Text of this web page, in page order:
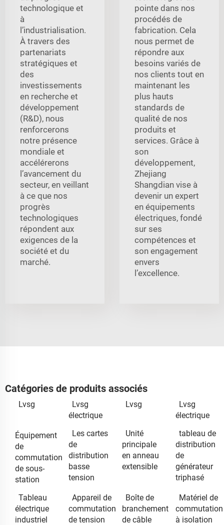
technologique et
à
l’industrialisation.
À travers des
partenariats
stratégiques et
des
investissements
en recherche et
développement
(R&D), nous
renforcerons
notre présence
mondiale et
accélérerons
l’avancement du
secteur, en veillant
à ce que nos
progrès
technologiques
répondent aux
exigences de la
société et du
marché.
pointe dans nos
procédés de
fabrication. Cela
nous permet de
répondre aux
besoins variés de
nos clients tout en
maintenant les
plus hauts
standards de
qualité de nos
produits et
services. Grâce à
son
développement,
Zhejiang
Shangdian vise à
devenir un expert
en équipements
électriques, fondé
sur ses
compétences et
son engagement
envers
l’excellence.
Catégories de produits associés
Lvsg
Lvsg
électrique
Lvsg
Lvsg
électrique
Équipement
de
commutation
de sous-
station
Les cartes
de
distribution
basse
tension
Unité
principale
en anneau
extensible
tableau de
distribution
de
générateur
triphasé
Tableau
électrique
industriel
Appareil de
commutation
de tension
Boîte de
branchement
de câble
Matériel de
commutation
à isolation